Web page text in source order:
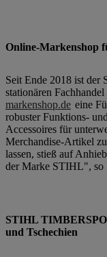
Online-Markenshop
Seit Ende 2018 ist der
stationären
markenshop.de eine
robuster Funktions-
Accessoires für
Merchandise-Artikel
lassen, stieß auf
der Marke STIHL", so
STIHL
und Tschechien